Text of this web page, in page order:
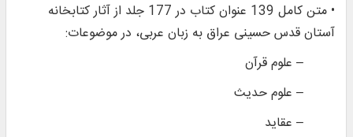
• متن کامل 139 عنوان کتاب در 177 جلد از آثار کتابخانه
آستان قدس حسینی عراق به زبان عربی، در موضوعات:
– علوم قرآن
– علوم حدیث
– عقاید